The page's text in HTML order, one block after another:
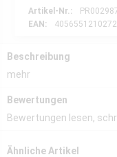
Artikel-Nr.:
EAN:
4056551210272
Beschreibung
mehr
Bewertungen
Bewertungen lesen,
Ähnliche Artikel